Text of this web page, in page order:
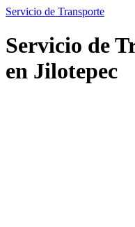
Servicio de Transporte
Servicio de
en Jilotepec